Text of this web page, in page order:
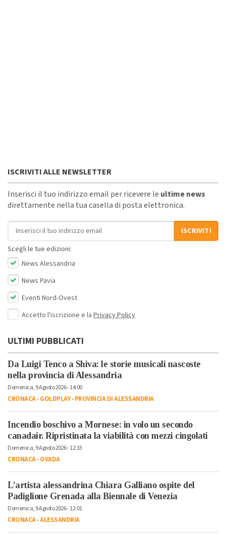
ISCRIVITI ALLE NEWSLETTER
Inserisci il tuo indirizzo email per ricevere le ultime news
direttamente nella tua casella di posta elettronica.
Indirizzo email
ISCRIVITI
Scegli le tue edizioni:
News Alessandria
News Pavia
Eventi Nord-Ovest
Accetto l'iscrizione e la Privacy Policy
ULTIMI PUBBLICATI
Da Luigi Tenco a Shiva: le storie musicali nascoste
nella provincia di Alessandria
Domenica, 9 Agosto 2026 - 14:00
CRONACA-GOLDPLAY-PROVINCIA DI ALESSANDRIA
Incendio boschivo a Mornese: in volo un secondo
canadair. Ripristinata la viabilità con mezzi cingolati
Domenica, 9 Agosto 2026 - 12:33
CRONACA-OVADA
L’artista alessandrina Chiara Galliano ospite del
Padiglione Grenada alla Biennale di Venezia
Domenica, 9 Agosto 2026 - 12:01
CRONACA-ALESSANDRIA